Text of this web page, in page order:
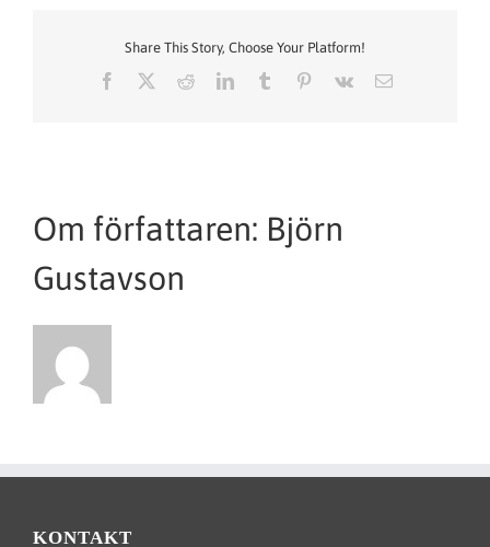
Share This Story, Choose Your Platform!
Facebook RedditLinkedInTumblr Pinterest
Vk
E-
Om författaren: Björn
Gustavson
KONTAKT